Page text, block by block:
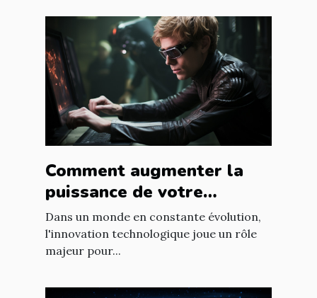
Comment augmenter la
puissance de votre
entreprise grâce aux
nouvelles technologies
Dans un monde en constante évolution,
l'innovation technologique joue un rôle
majeur pour...